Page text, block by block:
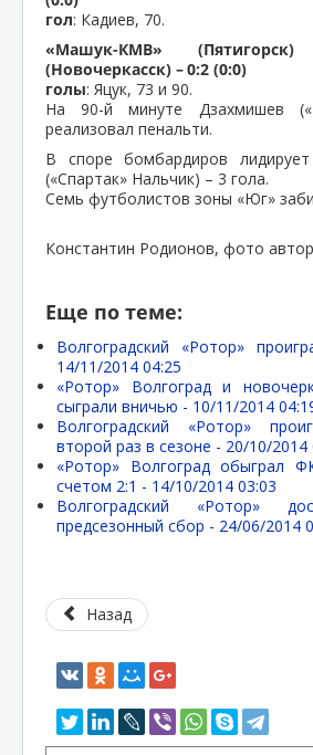
гол: Кадиев, 70.
«Машук-КМВ»
(Новочеркасск) –0:2 (0:0)
голы: Яцук, 73 и 90.
На 90-й минуте Дзахмишев
реализовал пенальти.
В споре бомбардиров
(«Спартак» Нальчик) – 3 гола.
Семь футболистов зоны «Юг»
Константин Родионов, фото
Еще по теме:
Волгоградский «Ротор»
14/11/2014 04:25
«Ротор» Волгоград и
сыграли вничью - 10/11/2014
Волгоградский «Ротор»
второй раз в сезоне - 20/10/2014
«Ротор» Волгоград обыграл
счетом 2:1 - 14/10/2014 03:03
Волгоградский «Ротор»
предсезонный сбор - 24/06/2014
Назад